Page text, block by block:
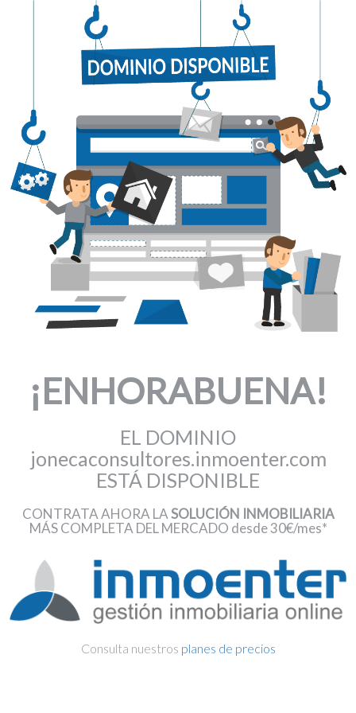
¡ENHORABUENA!
EL DOMINIO
jonecaconsultores.inmoenter.com
ESTÁ DISPONIBLE
CONTRATA AHORA LASOLUCIÓN INMOBILIARIA
MÁS COMPLETA DEL MERCADO desde 30€/mes*
Consulta nuestros planes de precios